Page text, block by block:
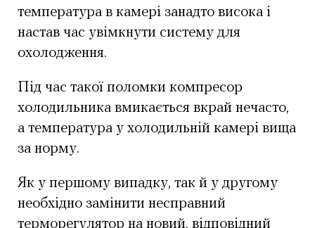
температура в камері занадто висока і
настав час увімкнути систему для
охолодження.
Під час такої поломки компресор
холодильника вмикається вкрай нечасто,
а температура у холодильній камері вища
за норму.
Як у першому випадку, так й у другому
необхідно замінити несправний
терморегулятор на новий, відповідний